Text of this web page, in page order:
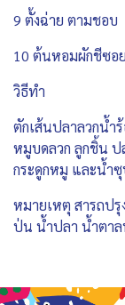
9 ตั้งฉ่าย ตามชอบ
10 ต้นหอมผักชีซอ
วิธีทำ
ตักเส้นปลาลวกน้ำ
หมูบดลวก ลูกชิ้น ป
กระดูกหมู และน้ำ
หมายเหตุ สารถป
ป่น น้ำปลา น้ำตาล